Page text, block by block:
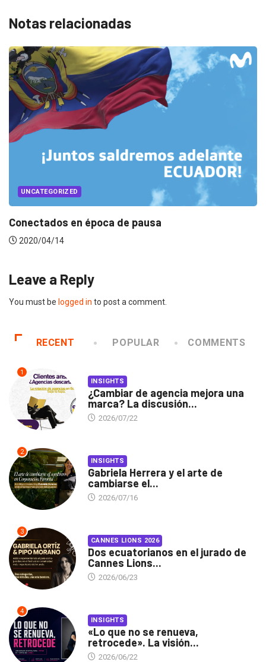
Notas relacionadas
UNCATEGORIZED
Music mood en tiempos de home office
2020/04/07
Leave a Reply
You must be logged in to post a comment.
RECENT POPULAR COMMENTS
1
INSIGHTS
¿Cambiar de agencia mejora una
marca? La discusión...
2026/07/22
2
INSIGHTS
Gabriela Herrera y el arte de
cambiarse el...
2026/07/16
3
CANNES LIONS 2026
Dos ecuatorianos en el jurado de
Cannes Lions...
2026/06/23
4
INSIGHTS
«Lo que no se renueva,
retrocede». La visión...
2026/06/22